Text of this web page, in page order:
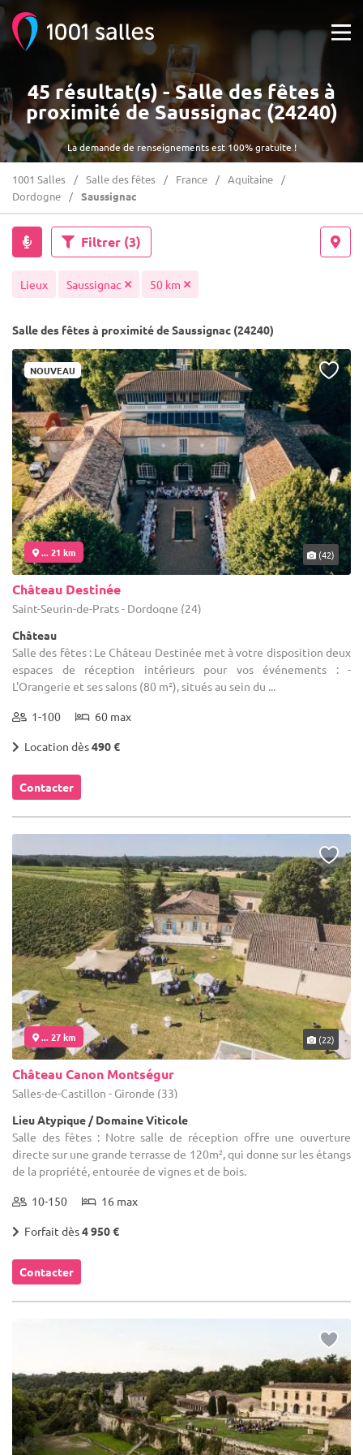
La demande de renseignements est 100% gratuite !
45 résultat(s) - Salle des fêtes à
proximité de Saussignac (24240)
1001 Salles Salle des fêtes France
Aquitaine
Dordogne
Saussignac
Filtrer (3)
Lieux Saussignac 50 km
Salle des fêtes à proximité de Saussignac (24240)
NOUVEAU
... 21 km (42)
Château Destinée
Saint-Seurin-de-Prats - Dordogne (24)
Château
Salle des fêtes : Le Château Destinée met à votre disposition deux
espaces de réception intérieurs pour vos événements : -
L'Orangerie et ses salons (80 m²), situés au sein du ...
1-100 60 max
Location dès490 €
Contacter
... 27 km (22)
Château Canon Montségur
Salles-de-Castillon - Gironde (33)
Lieu Atypique / Domaine Viticole
Salle des fêtes : Notre salle de réception offre une ouverture
directe sur une grande terrasse de 120m², qui donne sur les étangs
de la propriété, entourée de vignes et de bois.
10-150 16 max
Forfait dès4 950 €
Contacter